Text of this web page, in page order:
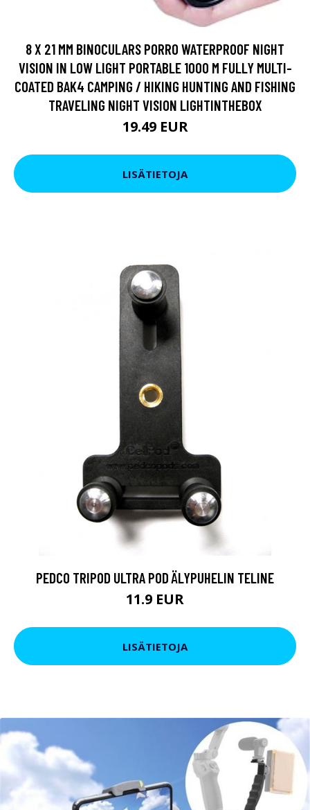
8 X 21 MM BINOCULARS PORRO WATERPROOF NIGHT
VISION IN LOW LIGHT PORTABLE 1000 M FULLY MULTI-
COATED BAK4 CAMPING / HIKING HUNTING AND FISHING
TRAVELING NIGHT VISION LIGHTINTHEBOX
19.49 EUR
LISÄTIETOJA
PEDCO TRIPOD ULTRA POD ÄLYPUHELIN TELINE
11.9 EUR
LISÄTIETOJA